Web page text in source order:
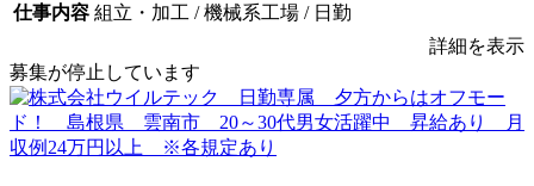
仕事内容 組立・加工 / 機械系工場 / 日勤
詳細を表示
募集が停止しています